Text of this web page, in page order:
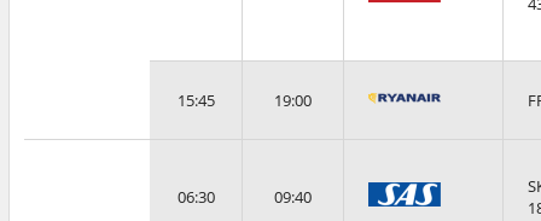
15:45 19:00
06:30 09:40